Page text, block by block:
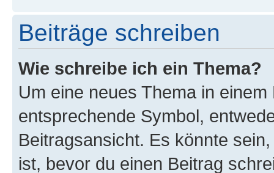
Beiträge schreiben
Wie schreibe ich ein Thema?
Um eine neues Thema in
entsprechende Symbol,
Beitragsansicht. Es könnte
ist, bevor du einen Beitrag